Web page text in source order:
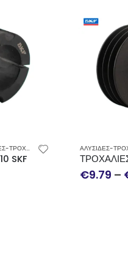
BUSH-ΓΡΑΝΑΖΙΑ
SKF
€9.79 –